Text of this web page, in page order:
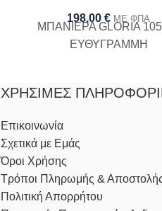
198,00 € ΜΕ ΦΠΑ
ΜΠΑΝΙΕΡΑ GLORIA
ΕΥΘΥΓΡΑΜΜΗ
ΧΡΉΣΙΜΕΣ
Επικοινωνία
Σχετικά με Εμάς
Όροι Χρήσης
Τρόποι Πληρωμής &
Πολιτική Απορρήτου